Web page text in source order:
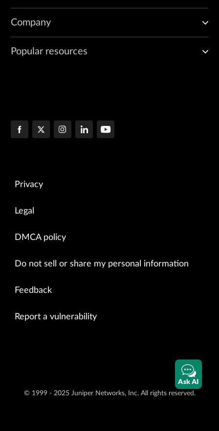
Company
Popular resources
Privacy
Legal
DMCA policy
Do not sell or share my personal information
Feedback
Report a vulnerability
© 1999 - 2025 Juniper Networks, Inc. All rights reserved.
Ask AI